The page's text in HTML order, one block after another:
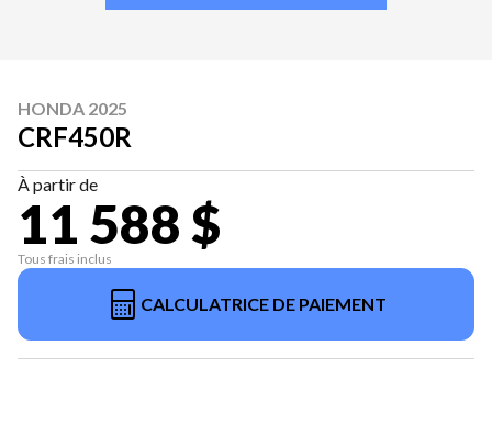
HONDA 2025
CRF450R
À partir de
11 588 $
Tous frais inclus
CALCULATRICE DE PAIEMENT